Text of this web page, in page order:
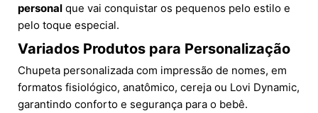
personal que vai conquistar os pequenos pelo estilo e
pelo toque especial.
Variados Produtos para Personalização
Chupeta personalizada com impressão de nomes, em
formatos fisiológico, anatômico, cereja ou Lovi Dynamic,
garantindo conforto e segurança para o bebê.